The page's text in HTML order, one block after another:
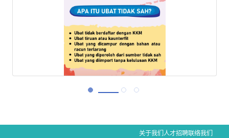
关于我们 人才招聘联络我们